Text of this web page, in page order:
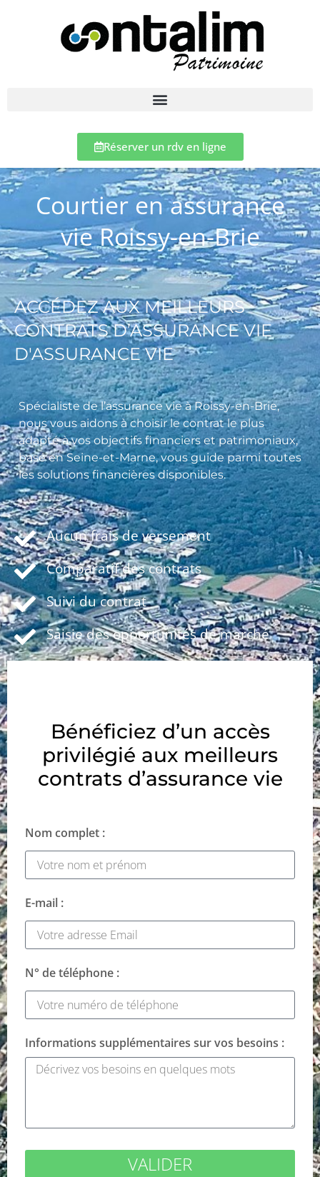
Réserver un rdv en ligne
Courtier en assurance
vie Roissy-en-Brie
ACCÉDEZ AUX MEILLEURS
CONTRATS D’ASSURANCE VIE
D'ASSURANCE VIE
Spécialiste de l’assurance vie à Roissy-en-Brie,
nous vous aidons à choisir le contrat le plus
adapté à vos objectifs financiers et patrimoniaux,
basé en Seine-et-Marne, vous guide parmi toutes
les solutions financières disponibles.
Aucun frais de versement
Comparatif des contrats
Suivi du contrat
Saisie des opportunités de marché
Bénéficiez d’un accès
privilégié aux meilleurs
contrats d’assurance vie
Nom complet :
E-mail :
N° de téléphone :
Informations supplémentaires sur vos besoins :
VALIDER